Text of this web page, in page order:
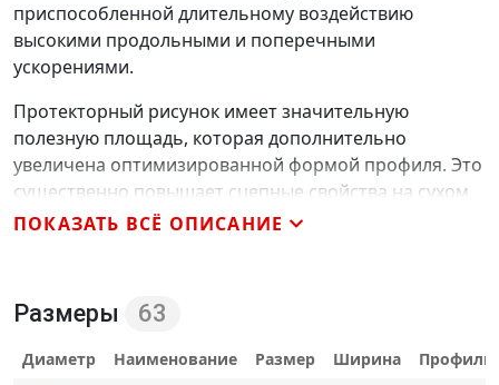
приспособленной длительному воздействию
высокими продольными и поперечными
ускорениями.
Протекторный рисунок имеет значительную
полезную площадь, которая дополнительно
увеличена оптимизированной формой профиля. Это
существенно повышает сцепные свойства на сухом
покрытии и сохраняет их стабильность при
кромками плечевых блоков, так и оригинальными Z-
образными ламелями, дополнительно
повышающими эффективность работы протектора
ПОКАЗАТЬ ВСЁ ОПИСАНИЕ
Размеры 63
Диаметр Наименование Размер Ширина
Профиль